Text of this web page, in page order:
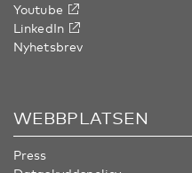
Youtube
LinkedIn
Nyhetsbrev
WEBBPLATSEN
Press